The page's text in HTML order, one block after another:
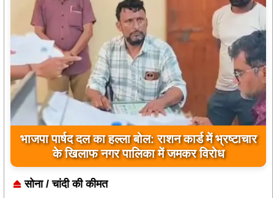
किसानों को बड़ी राहत: विधायक रोहित साहू के निर्देश पर
कुकदा पिकअप वियर से छोड़ा गया पानी
सोना / चांदी की कीमत